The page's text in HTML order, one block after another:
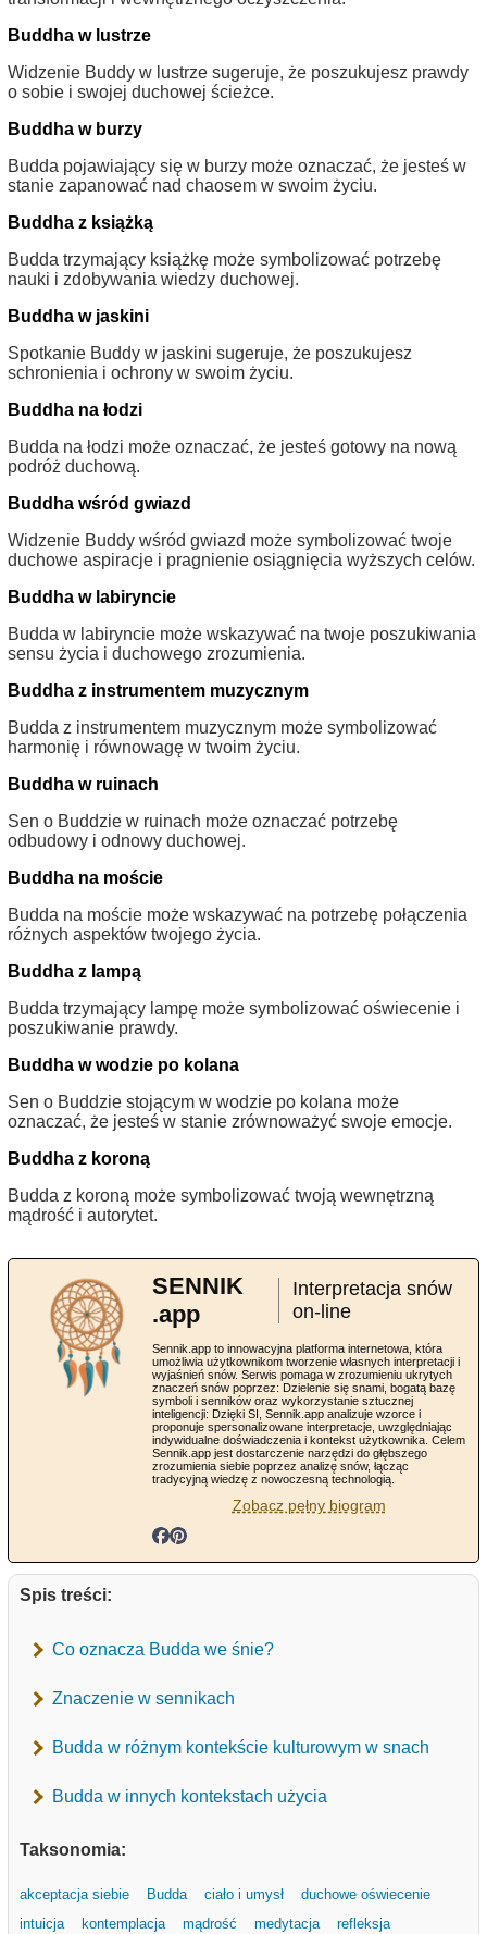
Buddha w lustrze
Widzenie Buddy w lustrze sugeruje, że poszukujesz prawdy
o sobie i swojej duchowej ścieżce.
Buddha w burzy
Budda pojawiający się w burzy może oznaczać, że jesteś w
stanie zapanować nad chaosem w swoim życiu.
Buddha z książką
Budda trzymający książkę może symbolizować potrzebę
nauki i zdobywania wiedzy duchowej.
Buddha w jaskini
Spotkanie Buddy w jaskini sugeruje, że poszukujesz
schronienia i ochrony w swoim życiu.
Buddha na łodzi
Budda na łodzi może oznaczać, że jesteś gotowy na nową
podróż duchową.
Buddha wśród gwiazd
Widzenie Buddy wśród gwiazd może symbolizować twoje
duchowe aspiracje i pragnienie osiągnięcia wyższych celów.
Buddha w labiryncie
Budda w labiryncie może wskazywać na twoje poszukiwania
sensu życia i duchowego zrozumienia.
Buddha z instrumentem muzycznym
Budda z instrumentem muzycznym może symbolizować
harmonię i równowagę w twoim życiu.
Buddha w ruinach
Sen o Buddzie w ruinach może oznaczać potrzebę
odbudowy i odnowy duchowej.
Buddha na moście
Budda na moście może wskazywać na potrzebę połączenia
różnych aspektów twojego życia.
Buddha z lampą
Budda trzymający lampę może symbolizować oświecenie i
poszukiwanie prawdy.
Buddha w wodzie po kolana
Sen o Buddzie stojącym w wodzie po kolana może
oznaczać, że jesteś w stanie zrównoważyć swoje emocje.
Buddha z koroną
Budda z koroną może symbolizować twoją wewnętrzną
mądrość i autorytet.
SENNIK
.app
Interpretacja snów
on-line
Sennik.app to innowacyjna platforma internetowa, która
umożliwia użytkownikom tworzenie własnych interpretacji i
wyjaśnień snów. Serwis pomaga w zrozumieniu ukrytych
znaczeń snów poprzez: Dzielenie się snami, bogatą bazę
symboli i senników oraz wykorzystanie sztucznej
inteligencji: Dzięki SI, Sennik.app analizuje wzorce i
proponuje spersonalizowane interpretacje, uwzględniając
indywidualne doświadczenia i kontekst użytkownika. Celem
Sennik.app jest dostarczenie narzędzi do głębszego
zrozumienia siebie poprzez analizę snów, łącząc
tradycyjną wiedzę z nowoczesną technologią.
Zobacz pełny biogram
Spis treści:
Co oznacza Budda we śnie?
Znaczenie w sennikach
Budda w różnym kontekście kulturowym w snach
Budda w innych kontekstach użycia
Taksonomia:
akceptacja siebie Budda ciało i umysł
duchowe oświecenie
intuicja
kontemplacja mądrość medytacja
refleksja